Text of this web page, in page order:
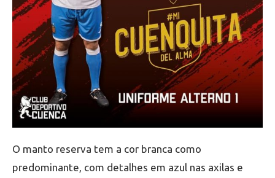
O manto reserva tem a cor branca como
predominante, com detalhes em azul nas axilas e